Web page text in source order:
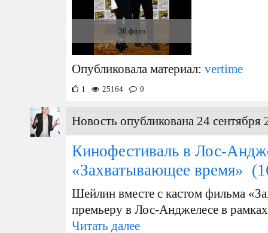
36 фото
Опубликовала материал: vertime
1 25164 0
Новость опубликована 24 сентября
Кинофестиваль в Лос-
«Захватывающее время»
Шейлин вместе с кастом фильма
премьеру в Лос-Анджелесе в
Читать далее